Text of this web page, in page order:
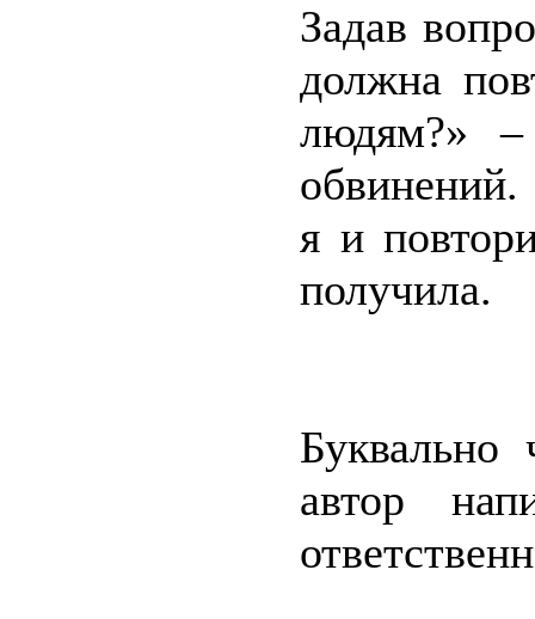
Задав
должна
людям?» –
я и
получила.
Буквально
автор